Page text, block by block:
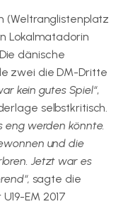
(Weltranglistenplatz
Lokalmatadorin
dänische
zwei die DM-Dritte
kein gutes Spiel“,
selbstkritisch.
eng werden könnte.
und die
Jetzt war es
sagte die
EM 2017